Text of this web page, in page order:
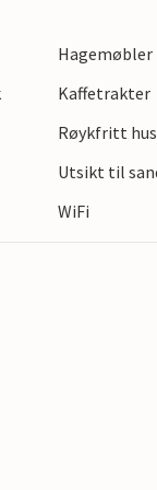
bading
og nyte den
kvelden og
Hagemøbler
Kaffetrakter
Røykfritt hus
Utsikt til
WiFi